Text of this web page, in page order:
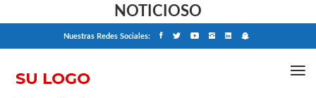
NOTICIOSO
Nuestras Redes Sociales: